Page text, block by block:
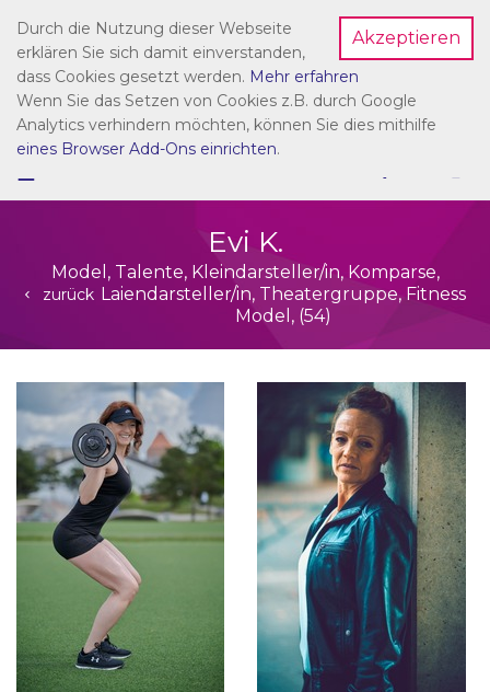
Dein Account
☰
Evi K.
zurück
Model, Talente, Kleindarsteller/in, Komparse,
Laiendarsteller/in, Theatergruppe, Fitness
Model, (54)
Akzeptieren
Durch die Nutzung dieser Webseite
erklären Sie sich damit einverstanden,
dass Cookies gesetzt werden. Mehr erfahren
Wenn Sie das Setzen von Cookies z.B. durch Google
Analytics verhindern möchten, können Sie dies mithilfe
eines Browser Add-Ons einrichten.